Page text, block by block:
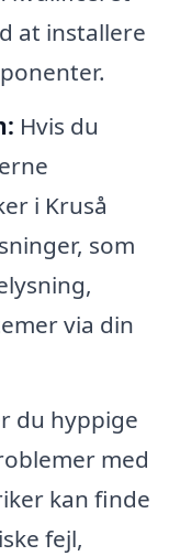
at installere
Hvis du
i Kruså
som
via din
du hyppige
med
kan finde
fejl,